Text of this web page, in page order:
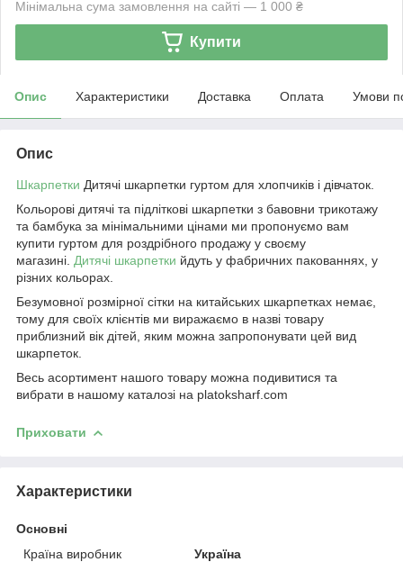
Мінімальна сума замовлення на сайті — 1 000 ₴
Купити
Опис Характеристики Доставка Оплата Умови
Опис
Шкарпетки Дитячі шкарпетки гуртом для хлопчиків і дівчаток.
Кольорові дитячі та підліткові шкарпетки з бавовни трикотажу
та бамбука за мінімальними цінами ми пропонуємо вам
купити гуртом для роздрібного продажу у своєму
магазині. Дитячі шкарпетки йдуть у фабричних пакованнях, у
різних кольорах.
Безумовної розмірної сітки на китайських шкарпетках немає,
тому для своїх клієнтів ми виражаємо в назві товару
приблизний вік дітей, яким можна запропонувати цей вид
шкарпеток.
Весь асортимент нашого товару можна подивитися та
вибрати в нашому каталозі на platoksharf.com
Приховати
Характеристики
Основні
Країна виробник
Україна